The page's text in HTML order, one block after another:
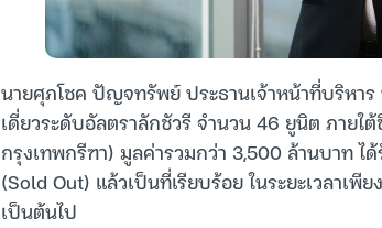
นายศุภโชค ปัญจทรัพย์ ประธานเจ้าหน้าที่บริหา
เดี่ยวระดับอัลตราลักชัวรี จำนวน 46 ยูนิต ภายใ
กรุงเทพกรีฑา) มูลค่ารวมกว่า 3,500 ล้านบาท
(Sold Out) แล้วเป็นที่เรียบร้อย ในระยะเวลาเ
เป็นต้นไป